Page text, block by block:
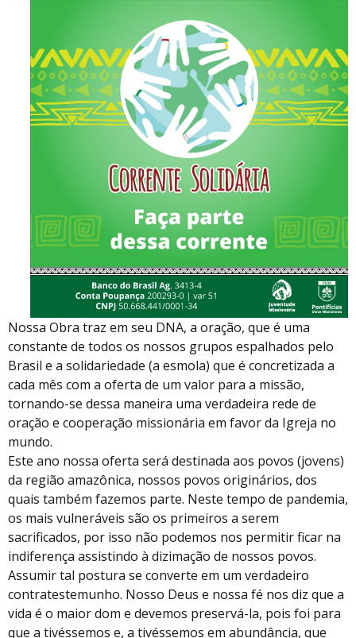
Nossa Obra traz em seu DNA, a oração, que é uma
constante de todos os nossos grupos espalhados pelo
Brasil e a solidariedade (a esmola) que é concretizada a
cada mês com a oferta de um valor para a missão,
tornando-se dessa maneira uma verdadeira rede de
oração e cooperação missionária em favor da Igreja no
mundo.
Este ano nossa oferta será destinada aos povos (jovens)
da região amazônica, nossos povos originários, dos
quais também fazemos parte. Neste tempo de pandemia,
os mais vulneráveis são os primeiros a serem
sacrificados, por isso não podemos nos permitir ficar na
indiferença assistindo à dizimação de nossos povos.
Assumir tal postura se converte em um verdadeiro
contratestemunho. Nosso Deus e nossa fé nos diz que a
vida é o maior dom e devemos preservá-la, pois foi para
que a tivéssemos e, a tivéssemos em abundância, que